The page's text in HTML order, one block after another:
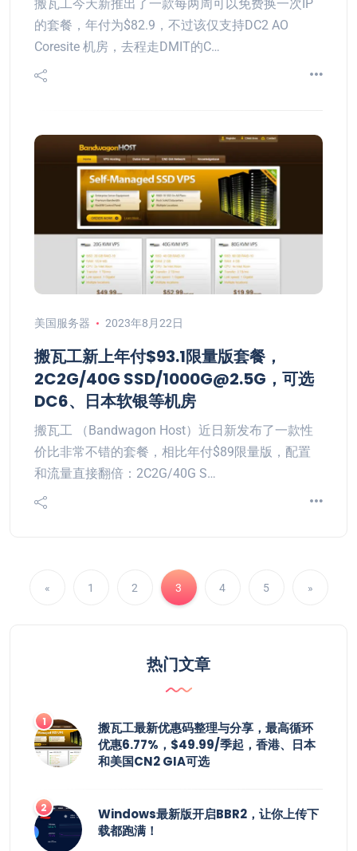
搬瓦工今天新推出了一款每两周可以免费换一次IP
的套餐，年付为$82.9，不过该仅支持DC2 AO
Coresite 机房，去程走DMIT的C…
美国服务器 2023年8月22日
搬瓦工新上年付$93.1限量版套餐，
2C2G/40G SSD/1000G@2.5G，可选
DC6、日本软银等机房
搬瓦工 （Bandwagon Host）近日新发布了一款性
价比非常不错的套餐，相比年付$89限量版，配置
和流量直接翻倍：2C2G/40G S…
« 1 2 3 4 5 »
热门文章
搬瓦工最新优惠码整理与分享，最高循环
优惠6.77%，$49.99/季起，香港、日本
和美国CN2 GIA可选
Windows最新版开启BBR2，让你上传下
载都跑满！